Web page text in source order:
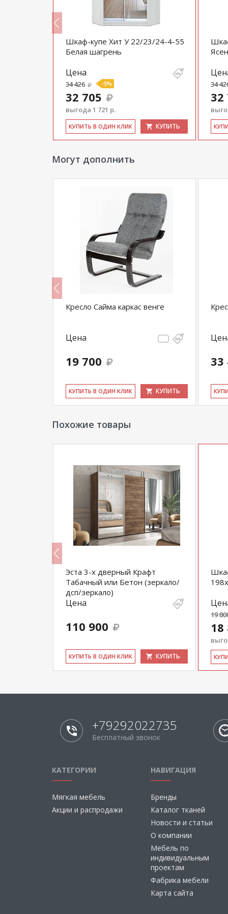
Шкаф-купе Хит У 22/23/24-4-55
Белая шагрень
Цена
34 426 -5%
32 705
выгода 1 721 р.
КУ­ПИТЬ В ОДИН КЛИК КУПИТЬ
34
32
Могут дополнить
Кресло Сайма каркас венге
Цена
19 700
КУ­ПИТЬ В ОДИН КЛИК КУПИТЬ
33
Похожие товары
Эста 3-х дверный Крафт
Табачный или Бетон (зеркало/
дсп/зеркало)
Цена
110 900
КУ­ПИТЬ В ОДИН КЛИК КУПИТЬ
19
18
+79292022735
Бесплатный звонок
КАТЕГОРИИ
Мягкая мебель
Акции и распродажи
НАВИГАЦИЯ
Бренды
Каталог тканей
Новости и статьи
О компании
Мебель по
индивидуальным
проектам
Фабрика мебели
Карта сайта